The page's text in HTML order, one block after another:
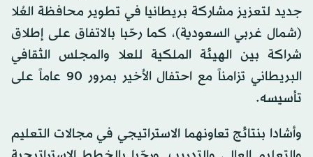
جديد لتعزيز مشاركة بريطانيا في تطوير محافظة العُلا
(شمال غربي السعودية)، كما رحّبا بالاتفاق على إطلاق
شراكة بين الهيئة الملكية للعلا والمجلس الثقافي
البريطاني تزامناً مع احتفال الأخير بمرور 90 عاماً على
تأسيسه.
وأشادا بنتائج تعاونهما الاستراتيجي في مجالات التعليم